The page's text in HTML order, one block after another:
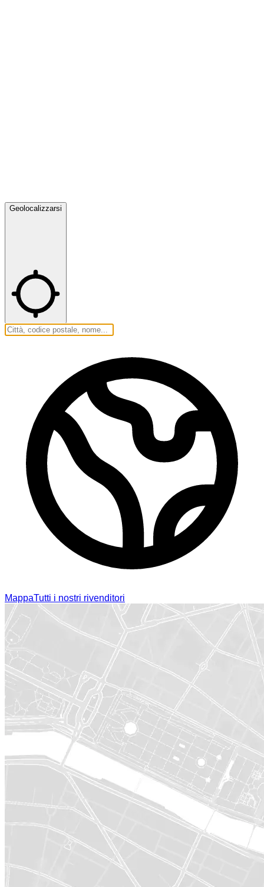
Geolocalizzarsi
MappaTutti i nostri rivenditori